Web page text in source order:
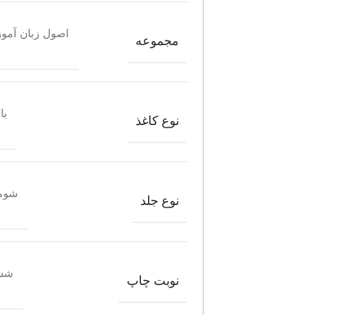
مجموعه
اصول زبان
نوع کاغذ
نوع جلد
نوبت چاپ